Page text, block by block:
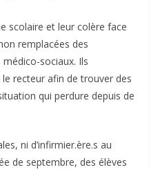
scolaire et leur colère face
remplacées des
sociaux. Ils
recteur afin de trouver des
qui perdure depuis de
ni d’infirmier.ère.s au
de septembre, des élèves